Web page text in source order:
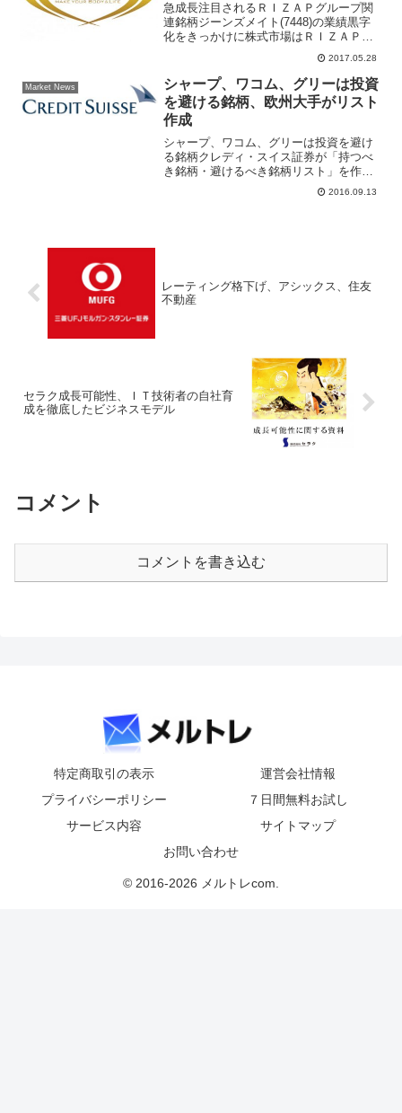
急成長注目されるＲＩＺＡＰグループ関
連銘柄ジーンズメイト(7448)の業績黒字
化をきっかけに株式市場はＲＩＺＡＰ関
連銘柄がストップ高になるなど過熱し
た。5月25日は一転してこれまで急騰した
ＲＩＺＡＰグループ(2928)傘下企業の株
価が売られ...
2017.05.28
Market News
シャープ、ワコム、グリーは投資
を避ける銘柄、欧州大手がリスト
作成
シャープ、ワコム、グリーは投資を避け
る銘柄クレディ・スイス証券が「持つべ
き銘柄・避けるべき銘柄リスト」を作成
している。個人投資家に人気のある銘柄
も「（投資を）避けるべき銘柄リストに
2016.09.13
レーティング格下げ、アシックス、住友
不動産
セラク成長可能性、ＩＴ技術者の自社育
成を徹底したビジネスモデル
コメント
コメントを書き込む
特定商取引の表示
運営会社情報
プライバシーポリシー
７日間無料お試し
サービス内容
サイトマップ
お問い合わせ
© 2016-2026 メルトレcom.